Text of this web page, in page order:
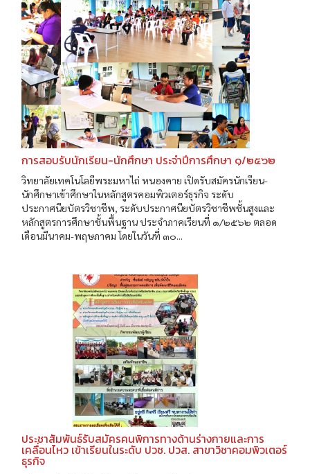
การสอบรับนักเรียน-นักศึกษา ประจำปีการศึกษา ๑/๒๕๖๒
วิทยาลัยเทคโนโลยีพระมหาไถ่ หนองคาย เปิดรับสมัครนักเรียน-
นักศึกษาเข้าศึกษาในหลักสูตรคอมพิวเตอร์ธุรกิจ ระดับ
ประกาศนียบัตรวิชาชีพ, ระดับประกาศนียบัตรวิชาชีพชั้นสูงและ
หลักสูตรการศึกษาชั้นพื้นฐาน ประจำภาคเรียนที่ ๑/๒๕๖๒ ตลอด
เดือนมีนาคม-พฤษภาคม โดยในวันที่ ๓๐...
ประชาสัมพันธ์รับสมัครคนพิการทางด้านร่างกายและการ
เคลื่อนไหว เข้าเรียนในระดับ ปวช. ปวส. สาขาวิชาคอมพิวเตอร์
ธุรกิจ